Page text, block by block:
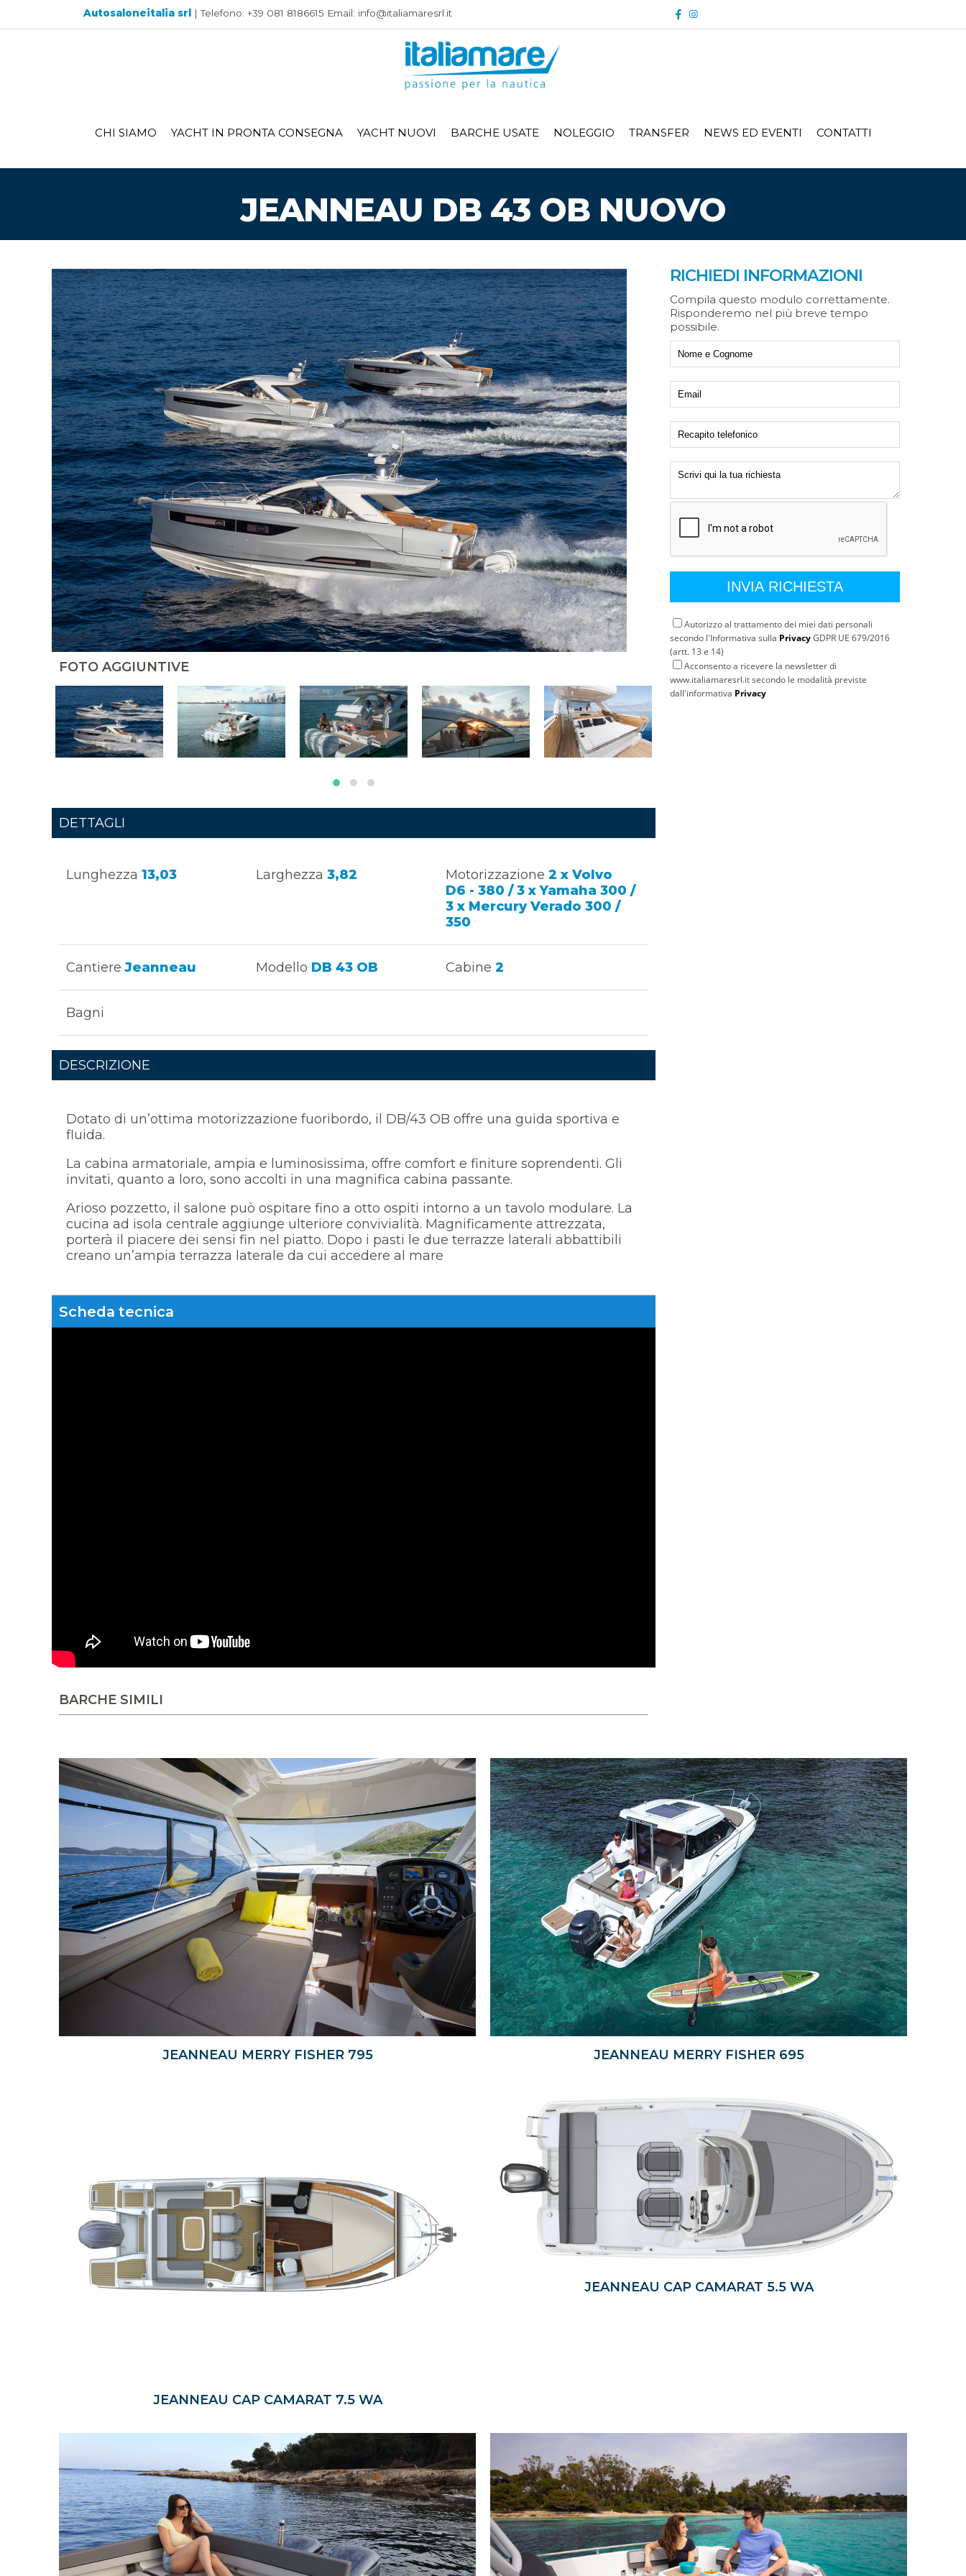
Autosaloneitalia srl | Telefono: +39 081 8186615 Email: info@italiamaresrl.it
CHI SIAMO YACHT IN PRONTA CONSEGNA YACHT NUOVI BARCHE USATE NOLEGGIO TRANSFER NEWS ED EVENTI CONTATTI
JEANNEAU DB 43 OB NUOVO
FOTO AGGIUNTIVE
DETTAGLI
Lunghezza 13,03 Larghezza 3,82 Motorizzazione 2 x Volvo
D6 - 380 / 3 x Yamaha 300 /
3 x Mercury Verado 300 /
350
CantiereJeanneau Modello DB 43 OB Cabine 2
Bagni
DESCRIZIONE
Dotato di un’ottima motorizzazione fuoribordo, il DB/43 OB offre una guida sportiva e
fluida.
La cabina armatoriale, ampia e luminosissima, offre comfort e finiture soprendenti. Gli
invitati, quanto a loro, sono accolti in una magnifica cabina passante.
Arioso pozzetto, il salone può ospitare fino a otto ospiti intorno a un tavolo modulare. La
cucina ad isola centrale aggiunge ulteriore convivialità. Magnificamente attrezzata,
porterà il piacere dei sensi fin nel piatto. Dopo i pasti le due terrazze laterali abbattibili
creano un’ampia terrazza laterale da cui accedere al mare
Scheda tecnica
BARCHE SIMILI
JEANNEAU MERRY FISHER 795 JEANNEAU MERRY FISHER 695
JEANNEAU CAP CAMARAT 7.5 WA
JEANNEAU CAP CAMARAT 5.5 WA
RICHIEDI INFORMAZIONI
Compila questo modulo correttamente.
Risponderemo nel più breve tempo
possibile.
Autorizzo al trattamento dei miei dati personali
secondo l'Informativa sulla PrivacyGDPR UE 679/2016
(artt. 13 e 14)
Acconsento a ricevere la newsletter di
www.italiamaresrl.it secondo le modalità previste
dall'informativa Privacy